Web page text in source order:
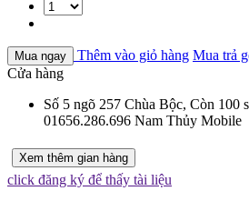
Mua ngay Thêm vào giỏ hàng Mua trả
Cửa hàng
Số 5 ngõ 257 Chùa Bộc, Còn 100
01656.286.696 Nam Thủy Mobile
Xem thêm gian hàng
click đăng ký để thấy tài liệu